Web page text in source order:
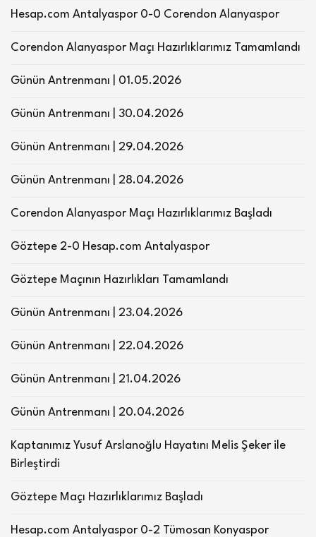
Hesap.com Antalyaspor 0-0 Corendon Alanyaspor
Corendon Alanyaspor Maçı Hazırlıklarımız Tamamlandı
Günün Antrenmanı | 01.05.2026
Günün Antrenmanı | 30.04.2026
Günün Antrenmanı | 29.04.2026
Günün Antrenmanı | 28.04.2026
Corendon Alanyaspor Maçı Hazırlıklarımız Başladı
Göztepe 2-0 Hesap.com Antalyaspor
Göztepe Maçının Hazırlıkları Tamamlandı
Günün Antrenmanı | 23.04.2026
Günün Antrenmanı | 22.04.2026
Günün Antrenmanı | 21.04.2026
Günün Antrenmanı | 20.04.2026
Kaptanımız Yusuf Arslanoğlu Hayatını Melis Şeker ile
Birleştirdi
Göztepe Maçı Hazırlıklarımız Başladı
Hesap.com Antalyaspor 0-2 Tümosan Konyaspor